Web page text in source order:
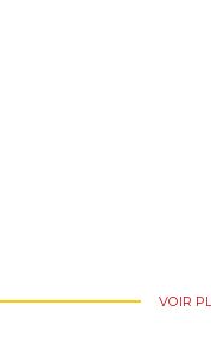
VOIR